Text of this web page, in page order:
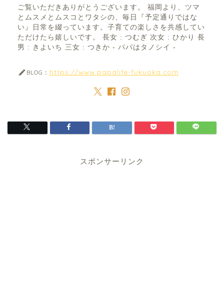
ご覧いただきありがとうございます。 福岡より、ツマ
とムスメとムスコとワタシの、毎日『予定通りではな
い』日常を綴っています。子育ての楽しさを共感してい
ただけたら嬉しいです。 長女 : つむぎ 次女 : ひかり 長
男 : きよいち 三女 : つきか - パパはタノシイ -
BLOG： https://www.papalife-fukuoka.com
スポンサーリンク